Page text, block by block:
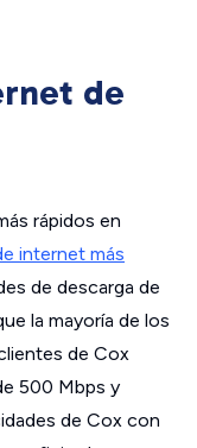
de
rápidos en
internet más
de descarga de
la mayoría de los
de Cox
500 Mbps y
de Cox con